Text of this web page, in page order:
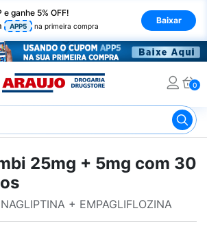
e ganhe 5% OFF!
APP5 na primeira compra
Baixar
0
Araujo Glyxambi 25mg + 5mg com 30
25mg + 5mg com 30
+ EMPAGLIFLOZINA